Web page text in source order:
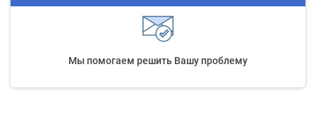
Мы помогаем решить Вашу проблему